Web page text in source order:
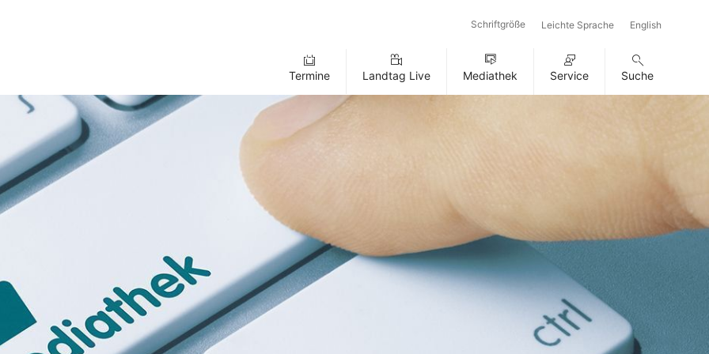
Schriftgröße Leichte Sprache English
Termine Landtag Live Mediathek Service Suche